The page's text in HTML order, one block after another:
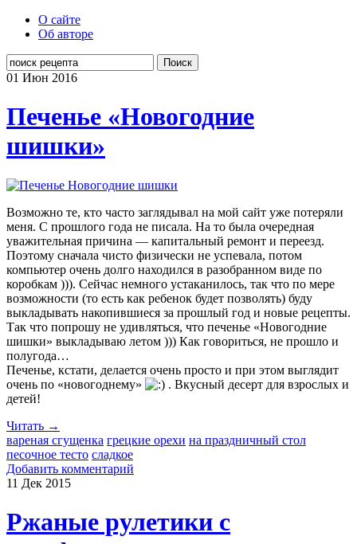
О сайте
Об авторе
Поиск
01 Июн 2016
Печенье «Новогодние
шишки»
Возможно те, кто часто заглядывал на мой сайт уже потеряли
меня. С прошлого года не писала. На то была очередная
уважительная причина — капитальный ремонт и переезд.
Поэтому сначала чисто физически не успевала, потом
компьютер очень долго находился в разобранном виде по
коробкам ))). Сейчас немного устаканилось, так что по мере
возможности (то есть как ребенок будет позволять) буду
выкладывать накопившиеся за прошлый год и новые рецепты.
Так что попрошу не удивляться, что печенье «Новогодние
шишки» выкладываю летом ))) Как говориться, не прошло и
полугода…
Печенье, кстати, делается очень просто и при этом выглядит
очень по «новогоднему»
. Вкусный десерт для взрослых и
детей!
Читать →
вареная сгущенка грецкие орехи на праздничный стол
песочное тесто сладкое
Добавить комментарий
11 Дек 2015
Ржаные рулетики с